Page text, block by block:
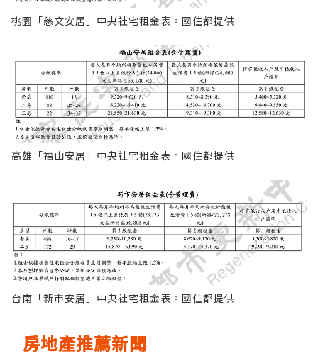
桃園「慈文安居」中央社宅租金表。國住都提供
高雄「福山安居」中央社宅租金表。國住都提供
台南「新市安居」中央社宅租金表。國住都提供
房地產推薦新聞